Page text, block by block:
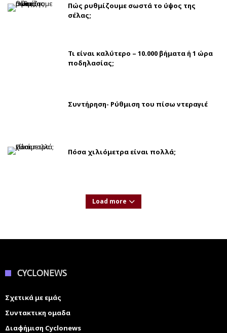
Πώς ρυθμίζουμε σωστά το ύψος της
σέλας;
Τι είναι καλύτερο – 10.000 βήματα ή 1 ώρα
ποδηλασίας;
Συντήρηση- Ρύθμιση του πίσω ντεραγιέ
Πόσα χιλιόμετρα είναι πολλά;
Load more
CYCLONEWS
Σχετικά με εμάς
Συντακτικη ομαδα
Διαφήμιση Cyclonews